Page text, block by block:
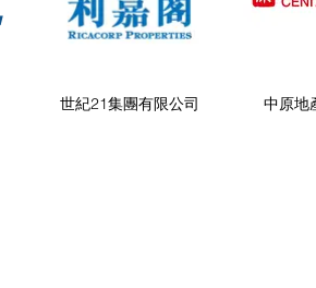
世紀21集團有限公司 中原地